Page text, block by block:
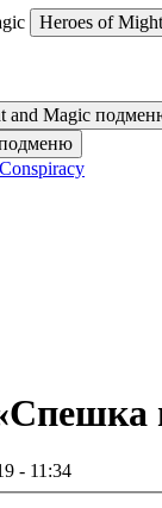
Heroes of
and Magic
- 11:34